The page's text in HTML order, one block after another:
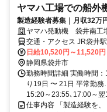
ヤマハ工場での船外
製造経験者募集｜月収32万
ヤマハ発動機 袋井南工
交通・アクセス JR袋井
日給10,520円～11,520円
静岡県袋井市
勤務時間詳細 実働時間
り19日 〜 21日 平常勤
15:20～23:55､17:00～翌
仕事内容 「製造経験を、